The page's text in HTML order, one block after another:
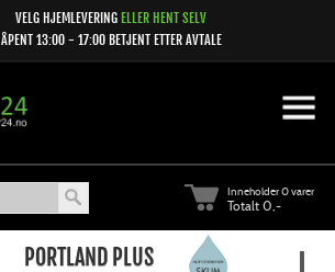
VELG HJEMLEVERING ELLER HENT SELV
ÅPENT 13:00 - 17:00 BETJENT ETTER AVTALE
Inneholder0 varer
Totalt 0,-
PORTLAND PLUS